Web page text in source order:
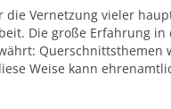
Vernetzung vieler
Die große Erfahrung
Querschnittsthemen
Weise kann